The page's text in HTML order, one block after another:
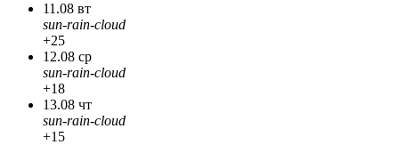
11.08 вт
sun-rain-cloud
+25
12.08 ср
sun-rain-cloud
+18
13.08 чт
sun-rain-cloud
+15